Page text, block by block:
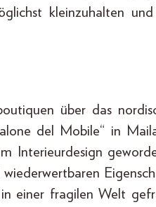
kleinzuhalten
über das
del Mobile“ in
Interieurdesign
einer fragilen Welt